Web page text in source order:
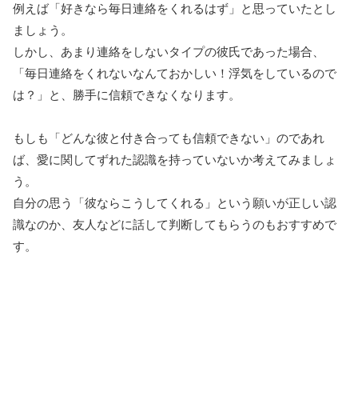
例えば「好きなら毎日連絡をくれるはず」と思っていたとし
ましょう。
しかし、あまり連絡をしないタイプの彼氏であった場合、
「毎日連絡をくれないなんておかしい！浮気をしているので
は？」と、勝手に信頼できなくなります。
もしも「どんな彼と付き合っても信頼できない」のであれ
ば、愛に関してずれた認識を持っていないか考えてみましょ
う。
自分の思う「彼ならこうしてくれる」という願いが正しい認
識なのか、友人などに話して判断してもらうのもおすすめで
す。